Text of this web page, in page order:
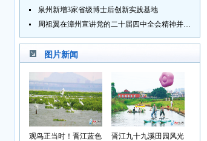
泉州新增3家省级博士后创新实践基地
周祖翼在漳州宣讲党的二十届四中全会精神并调研
图片新闻
观鸟正当时！晋江蓝色
晋江九十九溪田园风光